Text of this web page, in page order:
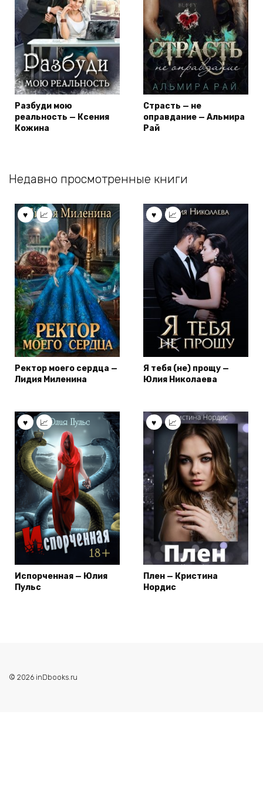
Разбуди мою
реальность — Ксения
Кожина
Страсть — не
оправдание — Альмира
Рай
Недавно просмотренные книги
Ректор моего сердца —
Лидия Миленина
Я тебя (не) прощу —
Юлия Николаева
Испорченная — Юлия
Пульс
Плен — Кристина
Нордис
© 2026 inDbooks.ru